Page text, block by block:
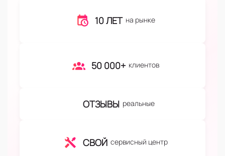
10 ЛЕТ на рынке
50 000+ клиентов
ОТЗЫВЫ реальные
СВОЙ сервисный центр